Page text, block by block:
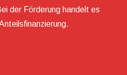
der Förderung handelt es